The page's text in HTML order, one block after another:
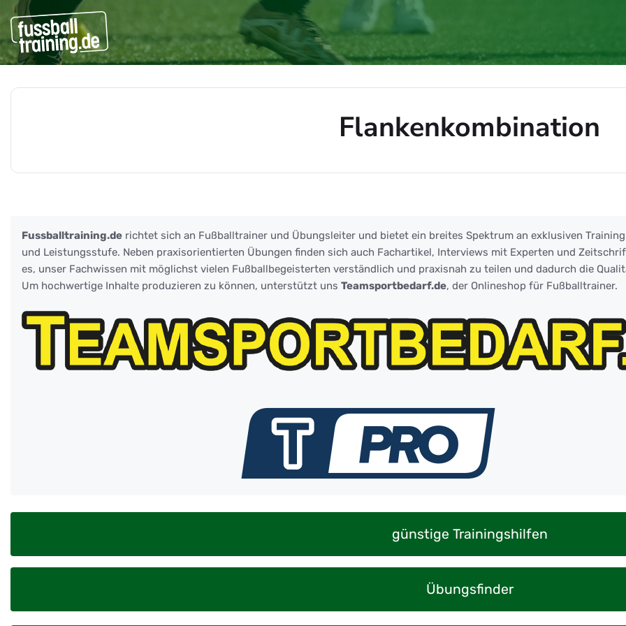
Flankenkombination
Fussballtraining.de richtet sich an Fußballtrainer und Übungsleiter und bietet ein breites Spektrum an exklusiven
und Leistungsstufe. Neben praxisorientierten Übungen finden sich auch Fachartikel, Interviews mit Experten und
es, unser Fachwissen mit möglichst vielen Fußballbegeisterten verständlich und praxisnah zu teilen und dadurch die
Um hochwertige Inhalte produzieren zu können, unterstützt uns Teamsportbedarf.de, der Onlineshop für Fußballtrainer.
günstige Trainingshilfen
Übungsfinder